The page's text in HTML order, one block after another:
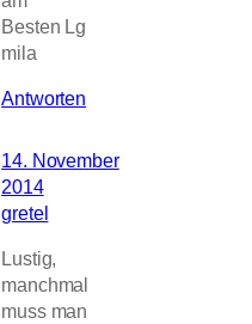
Besten Lg
mila
Antworten
14. November
2014
gretel
Lustig,
manchmal
muss man